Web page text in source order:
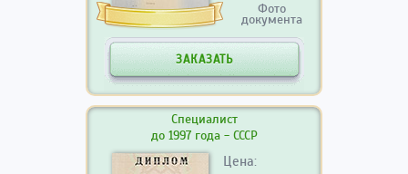
Фото
документа
ЗАКАЗАТЬ
Специалист
до 1997 года - СССР
Цена: